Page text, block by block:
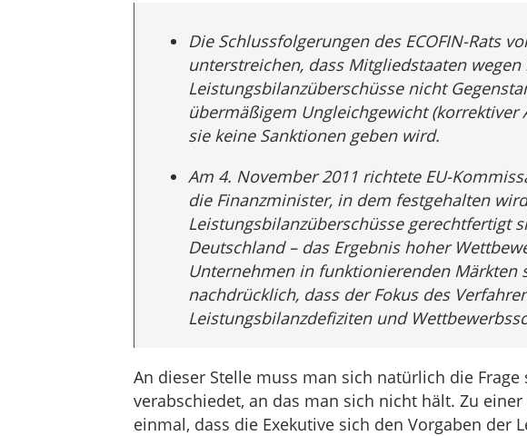
Die Schlussfolgerungen des ECOFIN-Rats
unterstreichen, dass Mitgliedstaaten wegen
Leistungsbilanzüberschüsse nicht
übermäßigem Ungleichgewicht (korrektiver
sie keine Sanktionen geben wird.
Am 4. November 2011 richtete EU-
die Finanzminister, in dem festgehalten
Leistungsbilanzüberschüsse gerechtfertigt
Deutschland – das Ergebnis hoher
Unternehmen in funktionierenden Märkten
nachdrücklich, dass der Fokus des
Leistungsbilanzdefiziten und
An dieser Stelle muss man sich natürlich die
verabschiedet, an das man sich nicht hält. Zu
einmal, dass die Exekutive sich den Vorgaben der